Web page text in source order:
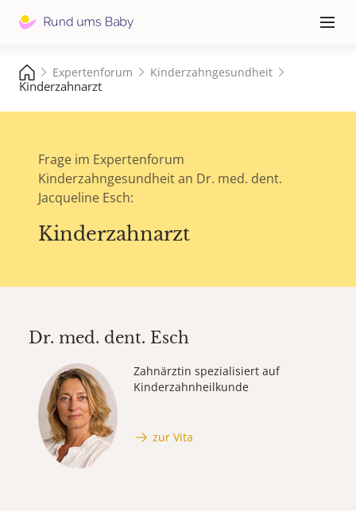
≡
Expertenforum Kinderzahngesundheit
Kinderzahnarzt
Frage im Expertenforum
Kinderzahngesundheit an Dr. med. dent.
Jacqueline Esch:
Kinderzahnarzt
Dr. med. dent. Esch
Zahnärztin spezialisiert auf
Kinderzahnheilkunde
zur Vita